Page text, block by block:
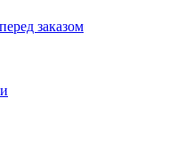
заказом